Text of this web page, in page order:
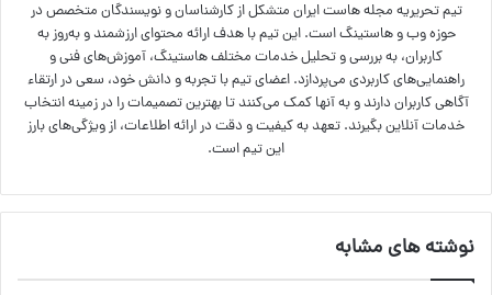
تیم تحریریه مجله هاست ایران متشکل از کارشناسان و نویسندگان متخصص در
حوزه وب و هاستینگ است. این تیم با هدف ارائه محتوای ارزشمند و به‌روز به
کاربران، به بررسی و تحلیل خدمات مختلف هاستینگ، آموزش‌های فنی و
راهنمایی‌های کاربردی می‌پردازد. اعضای تیم با تجربه و دانش خود، سعی در ارتقاء
آگاهی کاربران دارند و به آنها کمک می‌کنند تا بهترین تصمیمات را در زمینه انتخاب
خدمات آنلاین بگیرند. تعهد به کیفیت و دقت در ارائه اطلاعات، از ویژگی‌های بارز
این تیم است.
نوشته های مشابه